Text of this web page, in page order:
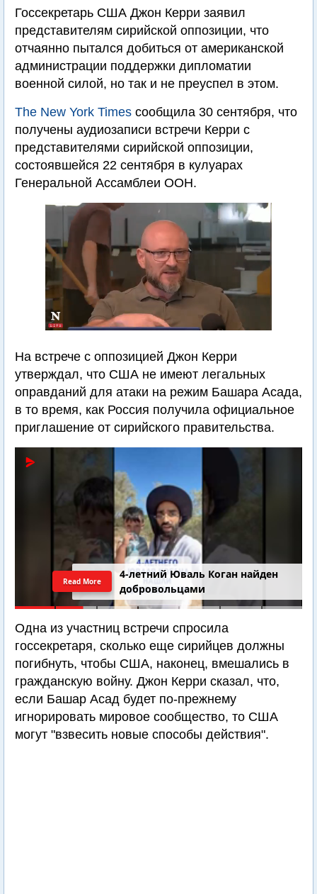
Госсекретарь США Джон Керри заявил
представителям сирийской оппозиции, что
отчаянно пытался добиться от американской
администрации поддержки дипломатии
военной силой, но так и не преуспел в этом.
The New York Times сообщила 30 сентября, что
получены аудиозаписи встречи Керри с
представителями сирийской оппозиции,
состоявшейся 22 сентября в кулуарах
Генеральной Ассамблеи ООН.
На встрече с оппозицией Джон Керри
утверждал, что США не имеют легальных
оправданий для атаки на режим Башара Асада,
в то время, как Россия получила официальное
приглашение от сирийского правительства.
4-летний Юваль Коган найден
добровольцами
Read More
Одна из участниц встречи спросила
госсекретаря, сколько еще сирийцев должны
погибнуть, чтобы США, наконец, вмешались в
гражданскую войну. Джон Керри сказал, что,
если Башар Асад будет по-прежнему
игнорировать мировое сообщество, то США
могут "взвесить новые способы действия".